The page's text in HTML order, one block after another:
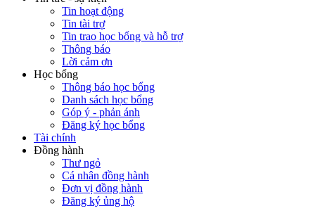
Tin hoạt động
Tin tài trợ
Tin trao học bổng và hỗ trợ
Thông báo
Lời cảm ơn
Học bổng
Thông báo học bổng
Danh sách học bổng
Góp ý - phản ánh
Đăng ký học bổng
Tài chính
Đồng hành
Thư ngỏ
Cá nhân đồng hành
Đơn vị đồng hành
Đăng ký ủng hộ